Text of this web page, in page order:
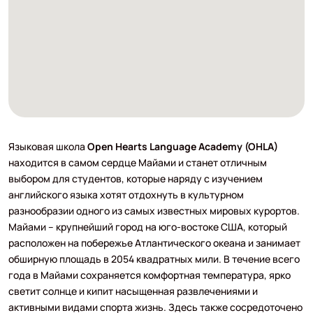
Языковая школа Open Hearts Language Academy (OHLA)
находится в самом сердце Майами и станет отличным
выбором для студентов, которые наряду с изучением
английского языка хотят отдохнуть в культурном
разнообразии одного из самых известных мировых курортов.
Майами – крупнейший город на юго-востоке США, который
расположен на побережье Атлантического океана и занимает
обширную площадь в 2054 квадратных мили. В течение всего
года в Майами сохраняется комфортная температура, ярко
светит солнце и кипит насыщенная развлечениями и
активными видами спорта жизнь. Здесь также сосредоточено